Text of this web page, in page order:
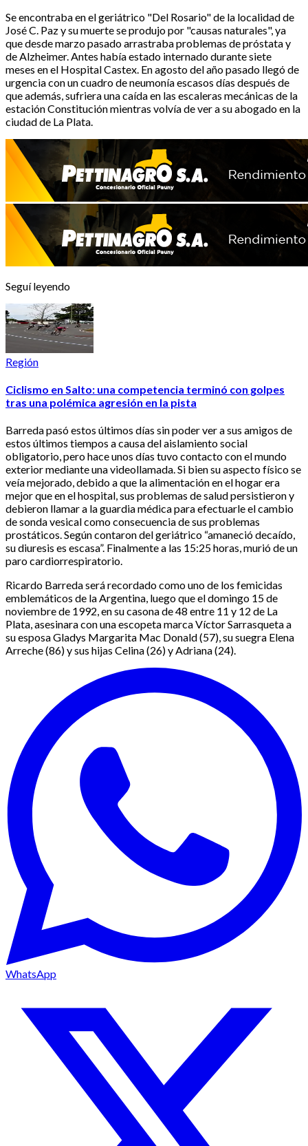
Se encontraba en el geriátrico "Del Rosario" de la localidad de
José C. Paz y su muerte se produjo por "causas naturales", ya
que desde marzo pasado arrastraba problemas de próstata y
de Alzheimer. Antes había estado internado durante siete
meses en el Hospital Castex. En agosto del año pasado llegó de
urgencia con un cuadro de neumonía escasos días después de
que además, sufriera una caída en las escaleras mecánicas de la
estación Constitución mientras volvía de ver a su abogado en la
ciudad de La Plata.
Seguí leyendo
Región
Ciclismo en Salto: una competencia terminó con golpes
tras una polémica agresión en la pista
Barreda pasó estos últimos días sin poder ver a sus amigos de
estos últimos tiempos a causa del aislamiento social
obligatorio, pero hace unos días tuvo contacto con el mundo
exterior mediante una videollamada. Si bien su aspecto físico se
veía mejorado, debido a que la alimentación en el hogar era
mejor que en el hospital, sus problemas de salud persistieron y
debieron llamar a la guardia médica para efectuarle el cambio
de sonda vesical como consecuencia de sus problemas
prostáticos. Según contaron del geriátrico “amaneció decaído,
su diuresis es escasa”. Finalmente a las 15:25 horas, murió de un
paro cardiorrespiratorio.
Ricardo Barreda será recordado como uno de los femicidas
emblemáticos de la Argentina, luego que el domingo 15 de
noviembre de 1992, en su casona de 48 entre 11 y 12 de La
Plata, asesinara con una escopeta marca Víctor Sarrasqueta a
su esposa Gladys Margarita Mac Donald (57), su suegra Elena
Arreche (86) y sus hijas Celina (26) y Adriana (24).
WhatsApp